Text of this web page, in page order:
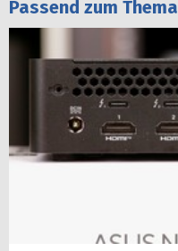
Passend zum Thema